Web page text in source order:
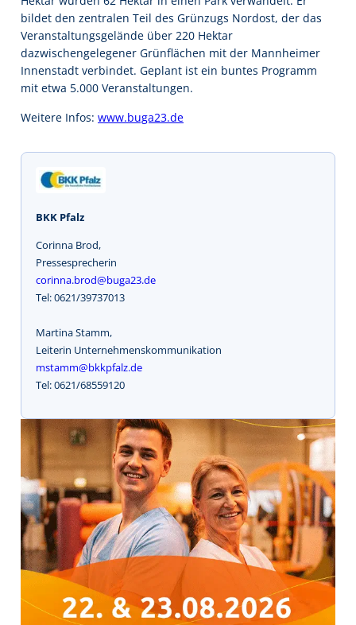
bildet den zentralen Teil des Grünzugs Nordost, der das
Veranstaltungsgelände über 220 Hektar
dazwischengelegener Grünflächen mit der Mannheimer
Innenstadt verbindet. Geplant ist ein buntes Programm
mit etwa 5.000 Veranstaltungen.
Weitere Infos: www.buga23.de
BKK Pfalz
Corinna Brod,
Pressesprecherin
corinna.brod@buga23.de
Tel: 0621/39737013
Martina Stamm,
Leiterin Unternehmenskommunikation
mstamm@bkkpfalz.de
Tel: 0621/68559120